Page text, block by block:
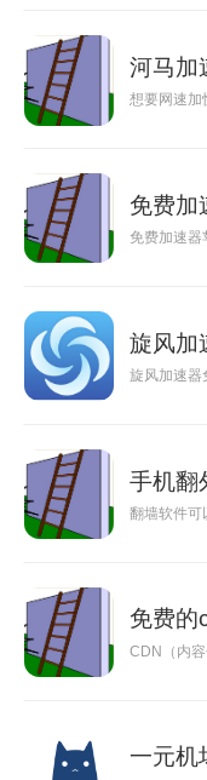
河马加
想要网速加
免费加
免费加速器
旋风加
旋风加速器
手机翻
翻墙软件可
免费的
CDN（内
一元机